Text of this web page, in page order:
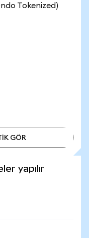
Tokenized)
GÖR
yapılır